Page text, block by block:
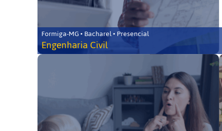
Formiga-MG • Bacharel • Presencial
Engenharia Civil